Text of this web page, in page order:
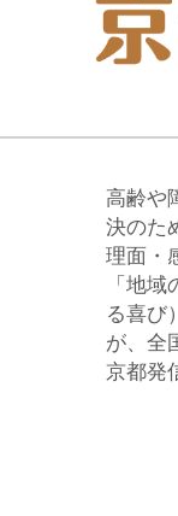
高齢や
決のた
理面・
「地
る喜び
が、全
京都発